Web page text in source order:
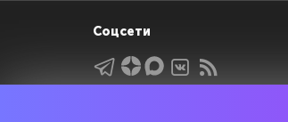
Соцсети